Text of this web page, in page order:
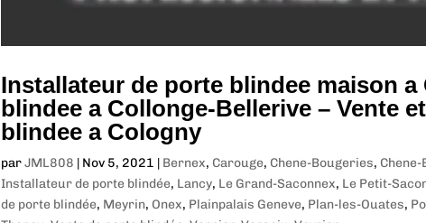
Installateur de porte blindee maison a
blindee a Collonge-Bellerive – Vente
blindee a Cologny
parJML808 | Nov 5, 2021 | Bernex, Carouge, Chene-Bougeries,
Installateur de porte blindée, Lancy, Le Grand-Saconnex, Le Petit-
de porte blindée, Meyrin, Onex, Plainpalais Geneve, Plan-les-Ouates,